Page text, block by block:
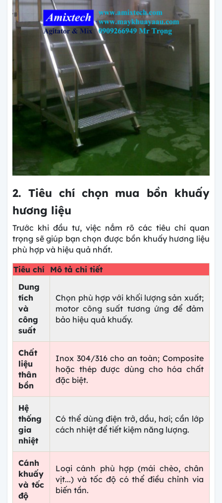
2. Tiêu chí chọn mua bồn khuấy
hương liệu
Trước khi đầu tư, việc nắm rõ các tiêu chí quan
trọng sẽ giúp bạn chọn được bồn khuấy hương liệu
phù hợp và hiệu quả nhất.
Tiêu chí
Mô tả chi tiết
Dung
tích
và
công
suất
Chọn phù hợp với khối lượng sản xuất;
motor công suất tương ứng để đảm
bảo hiệu quả khuấy.
Chất
liệu
thân
bồn
Inox 304/316 cho an toàn; Composite
hoặc thép được dùng cho hóa chất
đặc biệt.
Hệ
thống
gia
nhiệt
Có thể dùng điện trở, dầu, hơi; cần lớp
cách nhiệt để tiết kiệm năng lượng.
Cánh
khuấy
và tốc
độ
Loại cánh phù hợp (mái chèo, chân
vịt...) và tốc độ có thể điều chỉnh via
biến tần.